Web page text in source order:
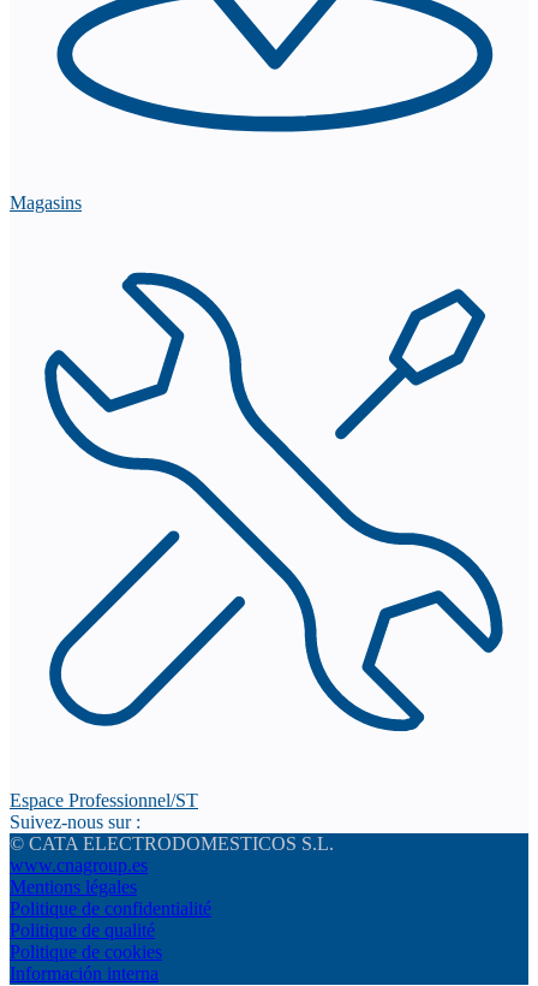
Magasins
Espace Professionnel/ST
Suivez-nous sur :
© CATA ELECTRODOMESTICOS S.L.
www.cnagroup.es
Mentions légales
Politique de confidentialité
Politique de qualité
Politique de cookies
Información interna